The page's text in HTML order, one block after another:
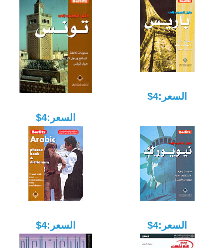
السعر:4$
السعر:4$
السعر:4$ السعر:4$